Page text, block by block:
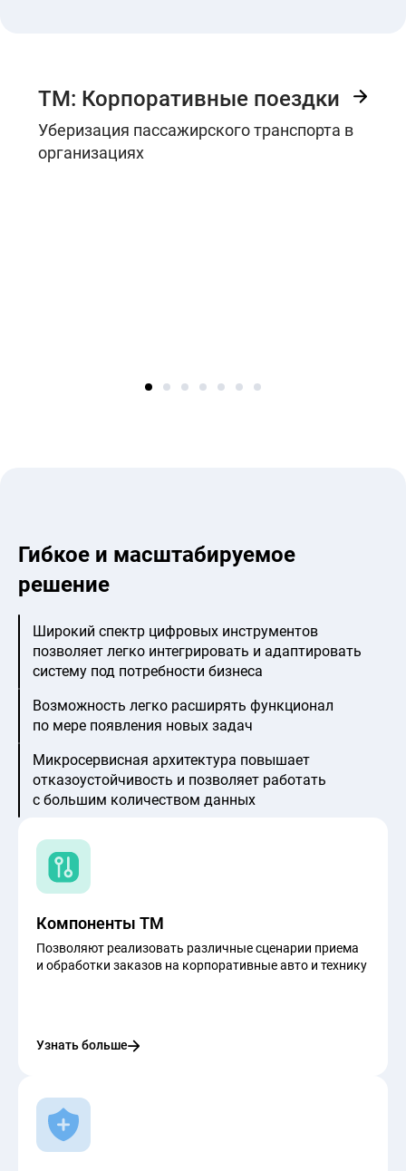
ТМ: Корпоративные поездки
Уберизация пассажирского транспорта в
организациях
Гибкое и масштабируемое
решение
Широкий спектр цифровых инструментов
позволяет легко интегрировать и адаптировать
систему под потребности бизнеса
Возможность легко расширять функционал
по мере появления новых задач
Микросервисная архитектура повышает
отказоустойчивость и позволяет работать
с большим количеством данных
Компоненты ТМ
Позволяют реализовать различные сценарии приема
и обработки заказов на корпоративные авто и технику
Узнать больше